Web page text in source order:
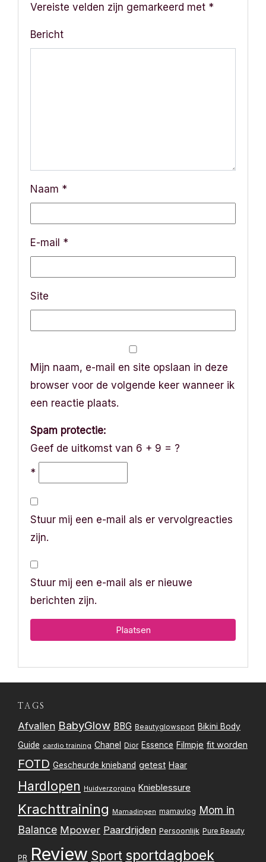
Vereiste velden zijn gemarkeerd met *
Bericht
Naam *
E-mail *
Site
Mijn naam, e-mail en site opslaan in deze
browser voor de volgende keer wanneer ik
een reactie plaats.
Spam protectie:
Geef de uitkomst van 6 + 9 = ?
*
Stuur mij een e-mail als er vervolgreacties
zijn.
Stuur mij een e-mail als er nieuwe
berichten zijn.
TAGS
Afvallen BabyGlow BBG Beautyglowsport Bikini Body
Guide cardio training Chanel Dior Essence Filmpje fit worden
FOTD Gescheurde knieband getest Haar
Hardlopen Huidverzorging Knieblessure
Krachttraining Mamadingen mamavlog Mom in
Balance Mpower Paardrijden Persoonlijk Pure Beauty
PR Review Sport sportdagboek